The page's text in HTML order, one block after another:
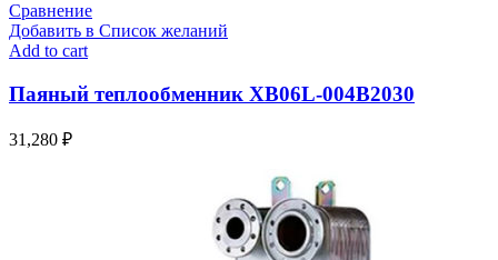
Сравнение
Добавить в Список желаний
Add to cart
Паяный теплообменник XB06L-004В2030
31,280 ₽